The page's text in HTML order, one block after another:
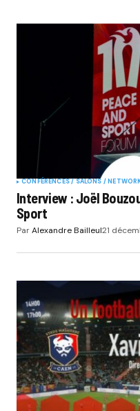
CONFÉRENCES / SALONS /
Interview : Joël
Sport
ParAlexandre Bailleul21